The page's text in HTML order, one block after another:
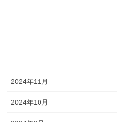
2024年11月
2024年10月